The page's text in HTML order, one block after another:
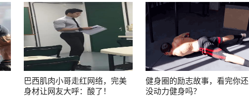
巴西肌肉小哥走红网络，完美
身材让网友大呼：酸了！
健身圈的励志故事，看完你还
没动力健身吗？